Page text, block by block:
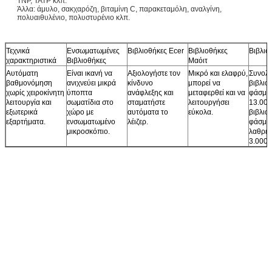
Άλλα: άμυλο, σακχαρόζη, βιταμίνη C, παρακεταμόλη, αναλγίνη,
πολυαιθυλένιο, πολυστυρένιο κλπ.
Τεχνικά
χαρακτηριστικά
Ενσωματωμένες
Βιβλιοθήκες
Βιβλιοθήκες Ecer
Βιβλιοθήκες
Μαόιτ
Αυτόματη
βαθμονόμηση
χωρίς χειροκίνητη
λειτουργία και
εξωτερικά
εξαρτήματα.
Είναι ικανή να
ανιχνεύει μικρά
ύποπτα
σωματίδια στο
χώρο με
ενσωματωμένο
μικροσκόπιο.
Αξιολογήστε τον
κίνδυνο
ανάφλεξης και
σταματήστε
αυτόματα το
λέιζερ.
Μικρό και ελαφρύ,
μπορεί να
μεταφερθεί και να
λειτουργήσει
εύκολα.
13.000
3.000